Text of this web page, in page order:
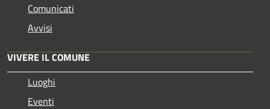
Comunicati
Avvisi
VIVERE IL COMUNE
Luoghi
Eventi